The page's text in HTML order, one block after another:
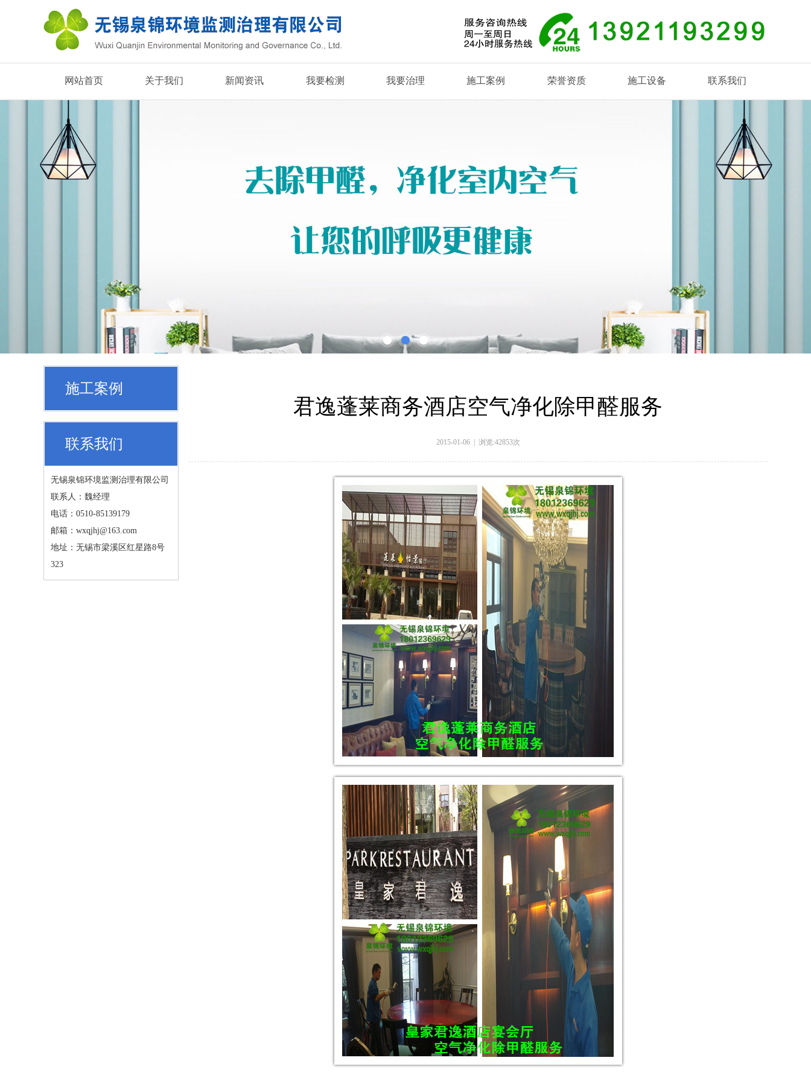
网站首页 关于我们 新闻资讯 我要检测 我要治理 施工案例 荣誉资质 施工设备 联系我们
施工案例
联系我们
无锡泉锦环境监测治理有限公司
联系人：魏经理
电话：0510-85139179
邮箱：wxqjhj@163.com
地址：无锡市梁溪区红星路8号
323
君逸蓬莱商务酒店空气净化除甲醛服务
2015-01-06 | 浏览:42853次